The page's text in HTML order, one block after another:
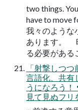
two things.
have to move
我々のよう
あります。
る必要がある
「射撃しつ
⾔語化、共有
うになろう！
⾒て⾒ぬフ